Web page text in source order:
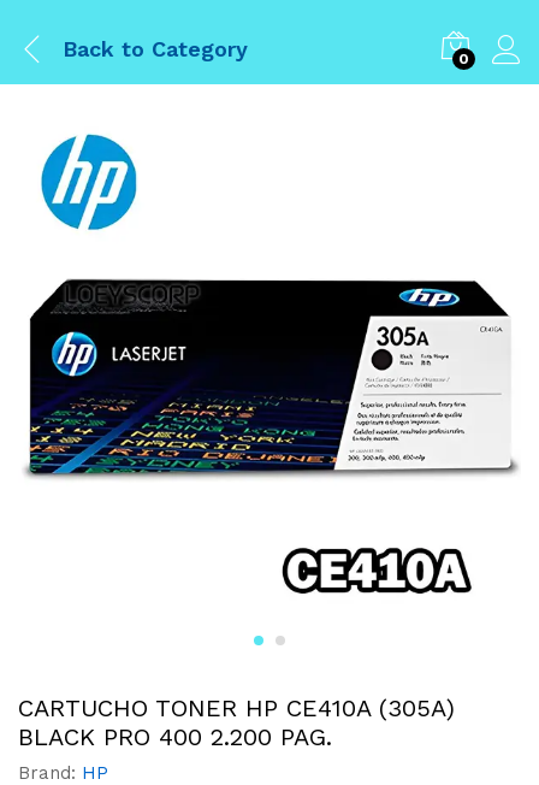
Back to Category 0
CARTUCHO TONER HP CE410A (305A)
BLACK PRO 400 2.200 PAG.
Brand: HP